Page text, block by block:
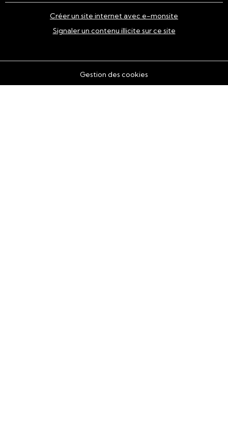
Créer un site internet avec e-monsite
Signaler un contenu illicite sur ce site
Gestion des cookies